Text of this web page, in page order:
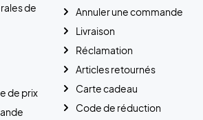
de
de prix
Annuler une commande
Livraison
Réclamation
Articles retournés
Carte cadeau
Code de réduction